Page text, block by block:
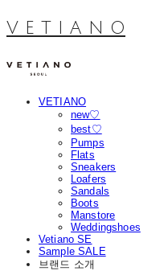
V E T I A N O
VETIANO
new♡
best♡
Pumps
Flats
Sneakers
Loafers
Sandals
Boots
Manstore
Weddingshoes
Vetiano SE
Sample SALE
브랜드 소개